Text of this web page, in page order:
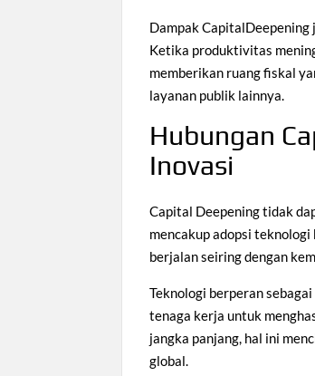
Dampak
Ketika produktivitas
memberikan ruang fiskal
layanan publik lainnya.
Hubungan
Inovasi
Capital Deepening tidak
mencakup adopsi
berjalan seiring dengan
Teknologi berperan
tenaga kerja untuk
jangka panjang, hal ini
global.